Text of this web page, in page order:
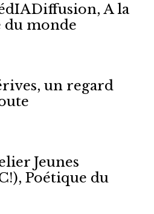
A la
du monde
un regard
Jeunes
Poétique du